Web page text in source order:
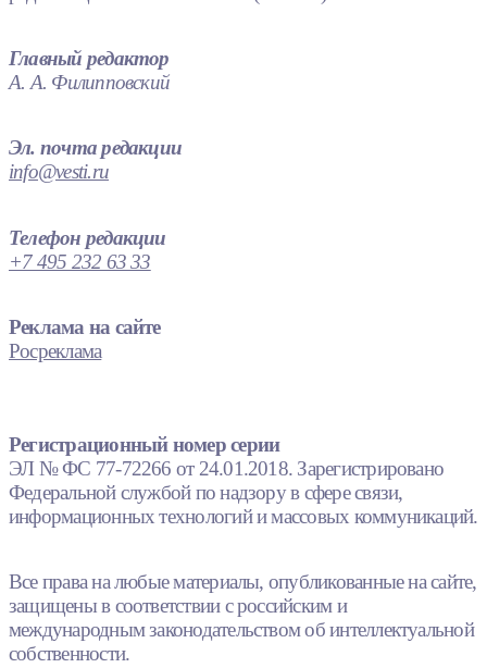
Главный редактор
А. А. Филипповский
Эл. почта редакции
info@vesti.ru
Телефон редакции
+7 495 232 63 33
Реклама на сайте
Росреклама
Регистрационный номер серии
ЭЛ № ФС 77-72266 от 24.01.2018. Зарегистрировано
Федеральной службой по надзору в сфере связи,
информационных технологий и массовых коммуникаций.
Все права на любые материалы, опубликованные на сайте,
защищены в соответствии с российским и
международным законодательством об интеллектуальной
собственности.